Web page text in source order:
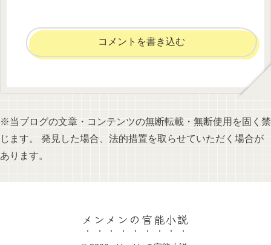
コメントを書き込む
※当ブログの文章・コンテンツの無断転載・無断使用を固く禁
じます。 発見した場合、法的措置を取らせていただく場合が
あります。
メンメンの官能小説